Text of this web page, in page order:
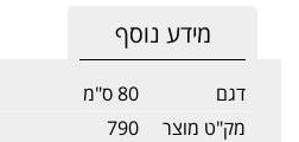
מידע נוסף
דגם
80 ס"מ
מק"ט מוצר
790